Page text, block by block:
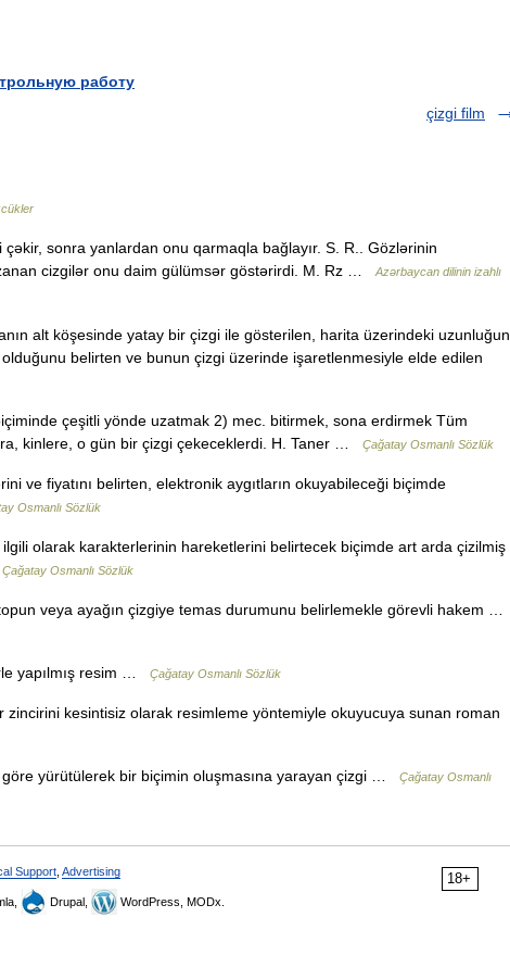
работу
çizgi film
sonra yanlardan onu qarmaqla bağlayır. S. R.. Gözlərinin
cizgilər onu daim gülümsər göstərirdi. M. Rz …
Azərbaycan dilinin izahlı
alt köşesinde yatay bir çizgi ile gösterilen, harita üzerindeki uzunluğun
belirten ve bunun çizgi üzerinde işaretlenmesiyle elde edilen
çeşitli yönde uzatmak 2) mec. bitirmek, sona erdirmek Tüm
kinlere, o gün bir çizgi çekeceklerdi. H. Taner …
Çağatay Osmanlı Sözlük
ve fiyatını belirten, elektronik aygıtların okuyabileceği biçimde
Osmanlı Sözlük
olarak karakterlerinin hareketlerini belirtecek biçimde art arda çizilmiş
Çağatay Osmanlı Sözlük
veya ayağın çizgiye temas durumunu belirlemekle görevli hakem …
yapılmış resim … Çağatay Osmanlı Sözlük
kesintisiz olarak resimleme yöntemiyle okuyucuya sunan roman
yürütülerek bir biçimin oluşmasına yarayan çizgi …
Çağatay Osmanlı
18+
Support Advertising
Drupal, WordPress, MODx.